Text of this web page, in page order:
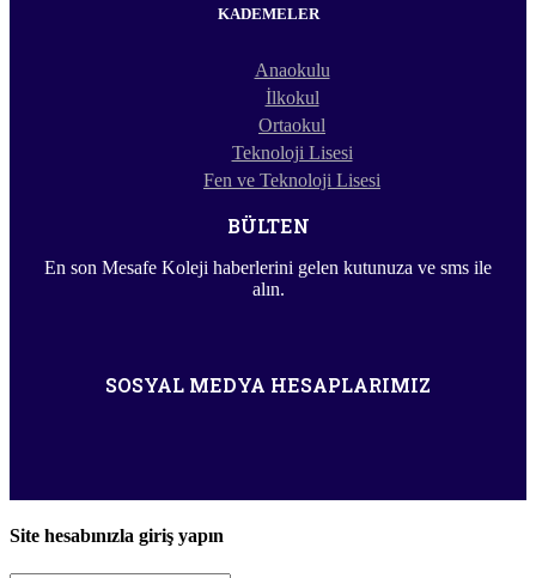
KADEMELER
Anaokulu
İlkokul
Ortaokul
Teknoloji Lisesi
Fen ve Teknoloji Lisesi
BÜLTEN
En son Mesafe Koleji haberlerini gelen kutunuza ve sms ile
alın.
SOSYAL MEDYA HESAPLARIMIZ
Site hesabınızla giriş yapın